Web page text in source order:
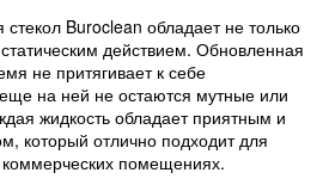
Buroclean обладает не только
действием. Обновленная
не притягивает к себе
на ней не остаются мутные или
жидкость обладает приятным и
который отлично подходит для
помещениях.